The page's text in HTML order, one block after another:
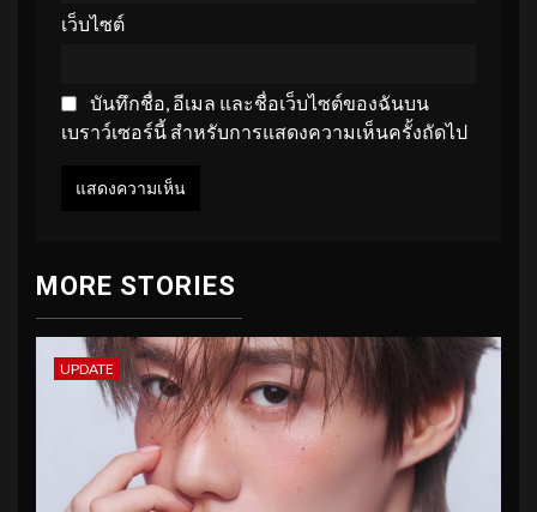
เว็บไซต์
บันทึกชื่อ, อีเมล และชื่อเว็บไซต์ของฉันบน
เบราว์เซอร์นี้ สำหรับการแสดงความเห็นครั้งถัดไป
MORE STORIES
UPDATE